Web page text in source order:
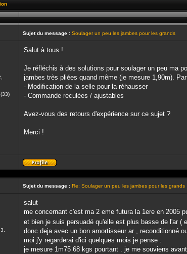
Sujet du message : Soulager un peu les jambes pour les grands
Salut à tous !
Je réfléchis à des solutions pour soulager un peu ma
jambes très pliées quand même (je mesure 1,90m).
- Modification de la selle pour la réhausser
- Commande reculées / ajustables
Avez-vous des retours d'expérience sur ce sujet ?
Merci !
Profil
Sujet du message : Re: Soulager un peu les jambes pour les grands
salut
me concernant c'est ma 2 eme futura la 1ere en 2005
et bien je suis persuadé qu'elle est plus basse de l'ar (
donc deja avec un bon amortisseur ar , reconditionné
moi j'y regarderai d'ici quelques mois je pense .
je mesure 1m75 68 kgs pourtant . je me souviens